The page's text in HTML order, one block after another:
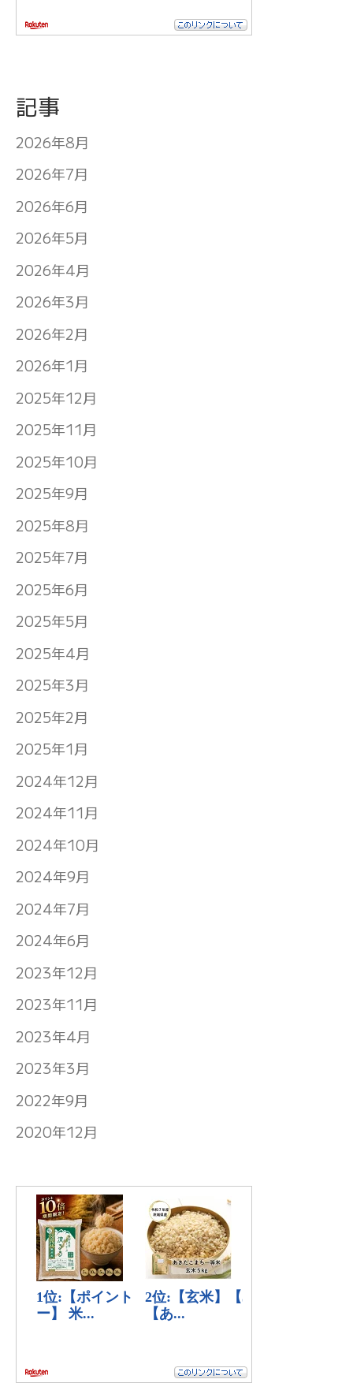
記事
2026年8月
2026年7月
2026年6月
2026年5月
2026年4月
2026年3月
2026年2月
2026年1月
2025年12月
2025年11月
2025年10月
2025年9月
2025年8月
2025年7月
2025年6月
2025年5月
2025年4月
2025年3月
2025年2月
2025年1月
2024年12月
2024年11月
2024年10月
2024年9月
2024年7月
2024年6月
2023年12月
2023年11月
2023年4月
2023年3月
2022年9月
2020年12月